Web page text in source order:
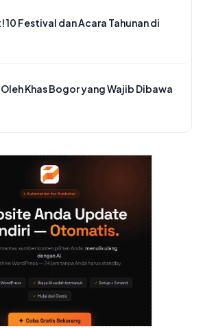
Festival dan Acara Tahunan di
Khas Bogor yang Wajib Dibawa